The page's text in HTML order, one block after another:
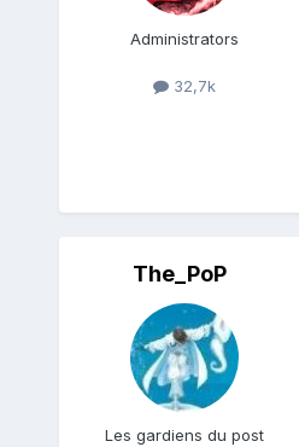
Administrators
32,7k
The_PoP
Les gardiens du post